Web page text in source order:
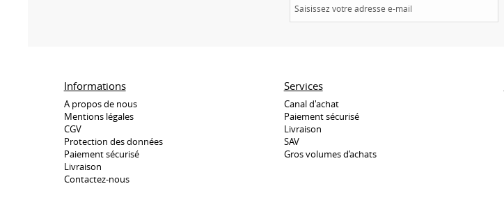
Informations
A propos de nous
Mentions légales
CGV
Protection des données
Paiement sécurisé
Livraison
Contactez-nous
Services
Canal d'achat
Paiement sécurisé
Livraison
SAV
Gros volumes d’achats